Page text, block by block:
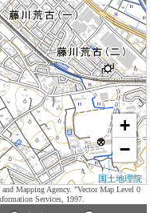
+
−
国土地理院
Mapping Agency. "Vector Map Level 0
Services, 1997.